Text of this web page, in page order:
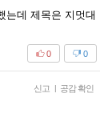
는데 제목은 지멋대
0
0
신고 | 공감 확인